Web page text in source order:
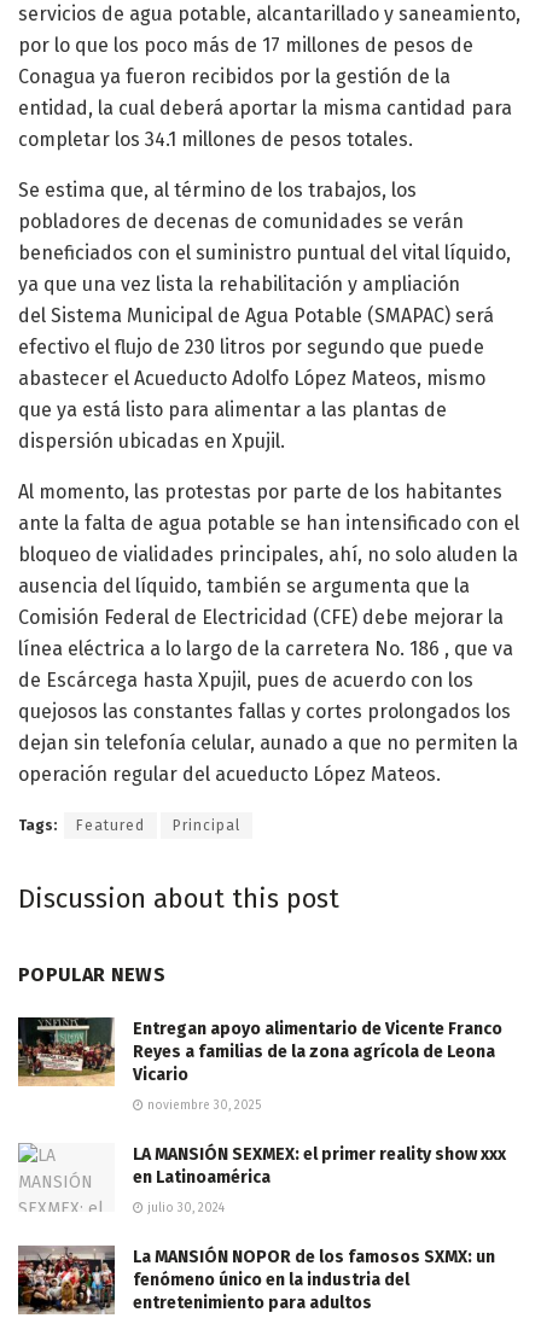
servicios de agua potable, alcantarillado y saneamiento,
por lo que los poco más de 17 millones de pesos de
Conagua ya fueron recibidos por la gestión de la
entidad, la cual deberá aportar la misma cantidad para
completar los 34.1 millones de pesos totales.
Se estima que, al término de los trabajos, los
pobladores de decenas de comunidades se verán
beneficiados con el suministro puntual del vital líquido,
ya que una vez lista la rehabilitación y ampliación
del Sistema Municipal de Agua Potable (SMAPAC) será
efectivo el flujo de 230 litros por segundo que puede
abastecer el Acueducto Adolfo López Mateos, mismo
que ya está listo para alimentar a las plantas de
dispersión ubicadas en Xpujil.
Al momento, las protestas por parte de los habitantes
ante la falta de agua potable se han intensificado con el
bloqueo de vialidades principales, ahí, no solo aluden la
ausencia del líquido, también se argumenta que la
Comisión Federal de Electricidad (CFE) debe mejorar la
línea eléctrica a lo largo de la carretera No. 186 , que va
de Escárcega hasta Xpujil, pues de acuerdo con los
quejosos las constantes fallas y cortes prolongados los
dejan sin telefonía celular, aunado a que no permiten la
operación regular del acueducto López Mateos.
Tags: Featured Principal
Discussion about this post
POPULAR NEWS
Entregan apoyo alimentario de Vicente Franco
Reyes a familias de la zona agrícola de Leona
Vicario
noviembre 30, 2025
LA MANSIÓN SEXMEX: el primer reality show xxx
en Latinoamérica
julio 30, 2024
La MANSIÓN NOPOR de los famosos SXMX: un
fenómeno único en la industria del
entretenimiento para adultos